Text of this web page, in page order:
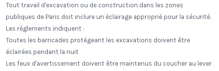
Tout travail d'excavation ou de construction dans les zones
publiques de Paris doit inclure un éclairage approprié pour la sécurité.
Les règlements indiquent :
Toutes les barricades protégeant les excavations doivent être
éclairées pendant la nuit
Les feux d'avertissement doivent être maintenus du coucher au lever